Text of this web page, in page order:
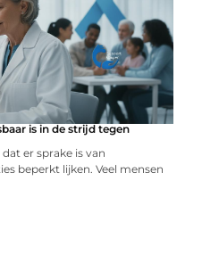
is in de strijd tegen
er sprake is van
beperkt lijken. Veel mensen